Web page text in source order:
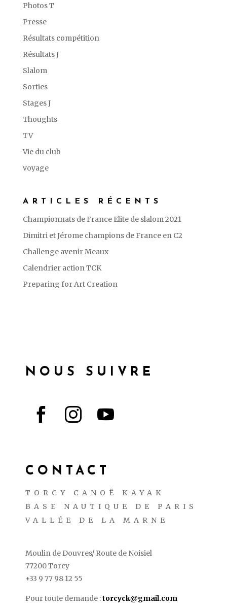
Photos T
Presse
Résultats compétition
Résultats J
Slalom
Sorties
Stages J
Thoughts
TV
Vie du club
voyage
ARTICLES RÉCENTS
Championnats de France Elite de slalom 2021
Dimitri et Jérome champions de France en C2
Challenge avenir Meaux
Calendrier action TCK
Preparing for Art Creation
NOUS SUIVRE
  
CONTACT
TORCY CANOË KAYAK
BASE NAUTIQUE DE PARIS
VALLÉE DE LA MARNE
Moulin de Douvres/ Route de Noisiel
77200 Torcy
+33 9 77 98 12 55
Pour toute demande :torcyck@gmail.com